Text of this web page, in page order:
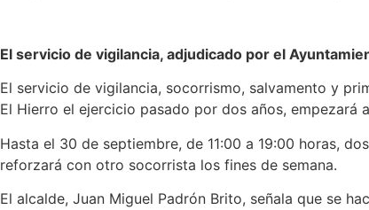
El servicio de vigilancia, adjudicado por el
El servicio de vigilancia, socorrismo, salvamento y
El Hierro el ejercicio pasado por dos años, empezará
Hasta el 30 de septiembre, de 11:00 a 19:00 horas,
reforzará con otro socorrista los fines de semana.
El alcalde, Juan Miguel Padrón Brito, señala que se